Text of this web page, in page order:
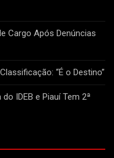
Cargo Após Denúncias
“É o Destino”
IDEB e Piauí Tem 2ª